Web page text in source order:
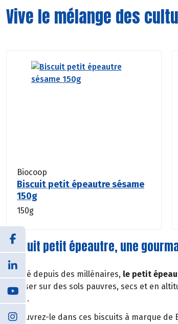
Vive le mélange des
Biocoop
Biscuit petit épeautre sésame
150g
150g
Biscuit petit épeautre, une
Cultivé depuis des millénaires, le petit
pousser sur des sols pauvres, secs et en
azote.
Découvrez-le dans ces biscuits à marque